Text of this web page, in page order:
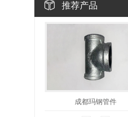
推荐产品
成都玛钢管件